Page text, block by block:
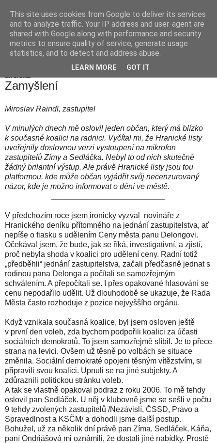
Hranické listy
Zamyšlení
Miroslav Raindl, zastupitel
V minulých dnech mě oslovil jeden občan, který má blízko
k současné koalici na radnici. Vyčítal mi, že Hranické listy
uveřejnily doslovnou verzi vystoupení na mikrofon
zastupitelů Zímy a Sedláčka. Nebyl to od nich skutečně
žádný brilantní výstup. Ale právě Hranické listy jsou tou
platformou, kde může občan vyjádřit svůj necenzurovaný
názor, kde je možno informovat o dění ve městě.
V předchozím roce jsem ironicky vyzval novináře z
Hranického deníku přítomného na jednání zastupitelstva, ať
nepíše o fiasku s udělením Ceny města panu Delongovi.
Očekával jsem, že bude, jak se říká, investigativní, a zjistí,
proč nebyla shoda v koalici pro udělení ceny. Radní totiž
„předběhli“ jednání zastupitelstva, začali předčasně jednat s
rodinou pana Delonga a počítali se samozřejmým
schválením. A přepočítali se. I přes opakované hlasování se
cenu nepodařilo udělit. Už dlouhodobě se ukazuje, že Rada
Města často rozhoduje z pozice nejvyššího orgánu.
Když vznikala současná koalice, byl jsem osloven ještě
v první den voleb, zda bychom podpořili koalici za účasti
sociálních demokratů. To jsem samozřejmě slíbil. Je to přece
strana na levici. Ovšem už těsně po volbách se situace
změnila. Sociální demokraté opojeni těsným vítězstvím, si
připravili svou koalici. Upnuli se na jiné subjekty. A
zdůraznili politickou stránku voleb.
A tak se vlastně opakoval podraz z roku 2006. To mě tehdy
oslovil pan Sedláček. U něj v klubovně jsme se sešli v počtu
9 tehdy zvolených zastupitelů /Nezávislí, ČSSD, Právo a
Spravedlnost a KSČM/ a dohodli jsme další postup.
Bohužel, už za několik dní právě pan Zíma, Sedláček, Káňa,
paní Ondriášová mi oznámili, že dostali jiné nabídky. Prostě
This site uses cookies from Google to deliver its services
and to analyze traffic. Your IP address and user-agent are
shared with Google along with performance and security
metrics to ensure quality of service, generate usage
statistics, and to detect and address abuse.
LEARN MORE GOT IT